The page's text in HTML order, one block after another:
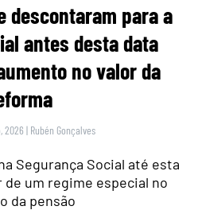
descontaram para a
antes desta data
no valor da
2026 | Rubén Gonçalves
Segurança Social até esta
um regime especial no
da pensão